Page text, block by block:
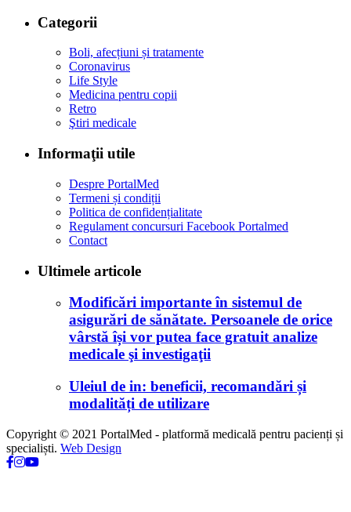
Categorii
Boli, afecțiuni și tratamente
Coronavirus
Life Style
Medicina pentru copii
Retro
Ştiri medicale
Informaţii utile
Despre PortalMed
Termeni și condiții
Politica de confidențialitate
Regulament concursuri Facebook Portalmed
Contact
Ultimele articole
Modificări importante în sistemul de
asigurări de sănătate. Persoanele de orice
vârstă își vor putea face gratuit analize
medicale şi investigaţii
Uleiul de in: beneficii, recomandări și
modalități de utilizare
Copyright © 2021 PortalMed - platformă medicală pentru pacienți și
specialiști. Web Design